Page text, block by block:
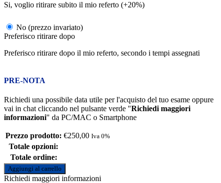
Si, voglio ritirare subito il mio referto (+20%)
No (prezzo invariato)
Preferisco ritirare dopo
Preferisco ritirare dopo il mio referto, secondo i tempi assegnati
PRE-NOTA
Richiedi una possibile data utile per l'acquisto del tuo esame oppure
vai in chat cliccando nel pulsante verde "Richiedi maggiori
informazioni" da PC/MAC o Smartphone
Prezzo prodotto: €250,00 Iva 0%
Totale opzioni:
Totale ordine:
Aggiungi al carrello
Richiedi maggiori informazioni